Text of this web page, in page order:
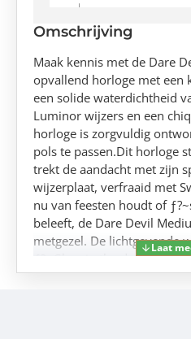
Omschrijving
Maak kennis met de Dare
opvallend horloge met een
een solide waterdichtheid
Luminor wijzers en een
horloge is zorgvuldig
pols te passen.Dit horloge
trekt de aandacht met zijn
wijzerplaat, verfraaid met
nu van feesten houdt of
beleeft, de Dare Devil
metgezel. De lichtgevende
ƒ?oGlow in the darkƒ??
bent.Maak kennis met de